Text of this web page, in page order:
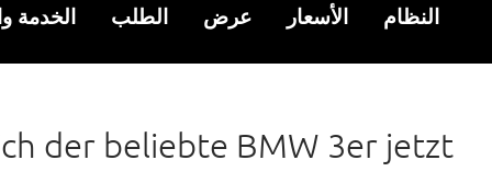
النظام الأسعار عرض الطلب الخدمة
der beliebte BMW 3er jetzt